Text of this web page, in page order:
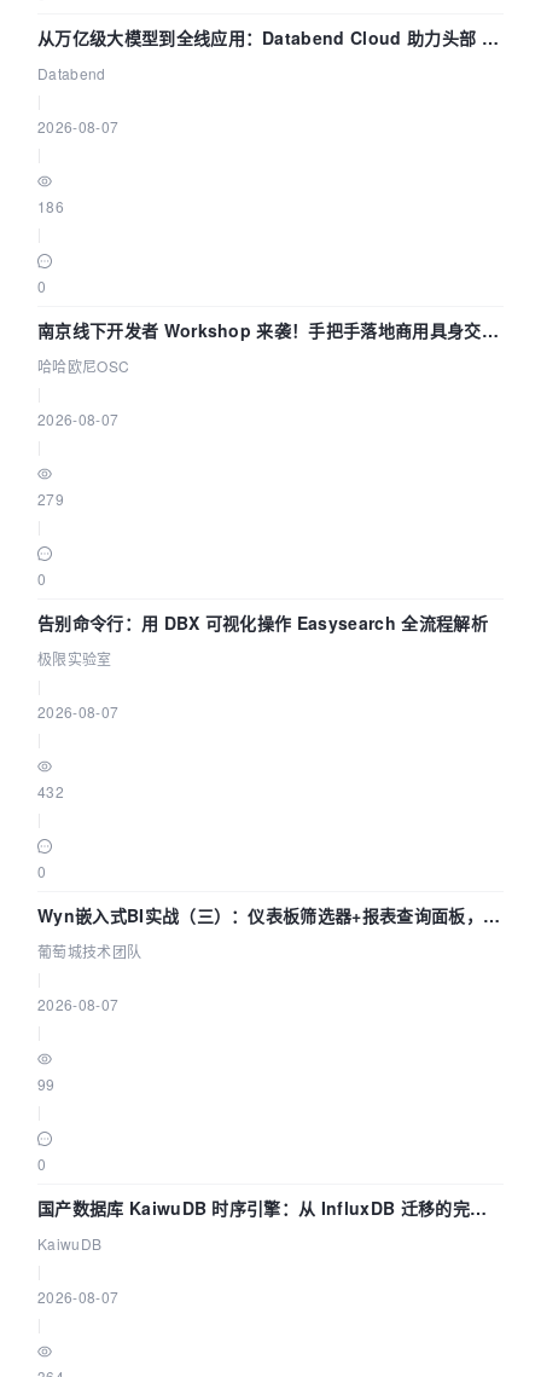
从万亿级大模型到全线应用：Databend Cloud 助力头部 AI
企业构建全链路 Trace 数据管道
Databend
2026-08-07
186
0
南京线下开发者 Workshop 来袭！手把手落地商用具身交互
智能 Agent 应用
哈哈欧尼OSC
2026-08-07
279
0
告别命令行：用 DBX 可视化操作 Easysearch 全流程解析
极限实验室
2026-08-07
432
0
Wyn嵌入式BI实战（三）：仪表板筛选器+报表查询面板，参
数联动全闭环
葡萄城技术团队
2026-08-07
99
0
国产数据库 KaiwuDB 时序引擎：从 InfluxDB 迁移的完整
技术路径
KaiwuDB
2026-08-07